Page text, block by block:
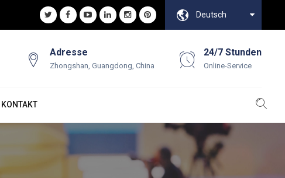
Deutsch
Adresse
Zhongshan, Guangdong, China
24/7 Stunden
Online-Service
KONTAKT